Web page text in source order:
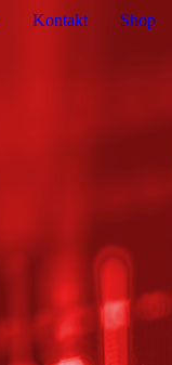
Kontakt Shop